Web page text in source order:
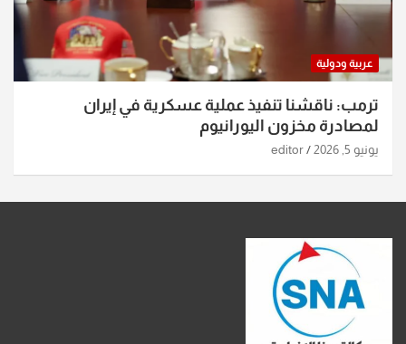
عربية ودولية
ترمب: ناقشنا تنفيذ عملية عسكرية في إيران
لمصادرة مخزون اليورانيوم
يونيو 5, 2026 editor